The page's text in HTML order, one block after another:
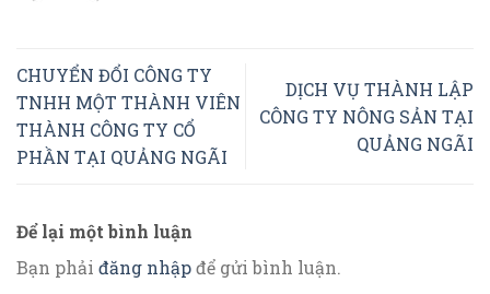
CHUYỂN ĐỔI CÔNG TY
TNHH MỘT THÀNH VIÊN
THÀNH CÔNG TY CỔ
PHẦN TẠI QUẢNG NGÃI
DỊCH VỤ THÀNH LẬP
CÔNG TY NÔNG SẢN TẠI
QUẢNG NGÃI
Để lại một bình luận
Bạn phải đăng nhậpđể gửi bình luận.